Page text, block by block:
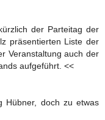
der Parteitag der
präsentierten Liste der
Veranstaltung auch der
aufgeführt. <<
Hübner, doch zu etwas